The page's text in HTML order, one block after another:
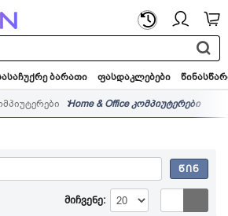
ბარათი ფასდაკლებები
Home & Office კომპიუტერები
ᲬᲘᲜ
მიჩვენე: